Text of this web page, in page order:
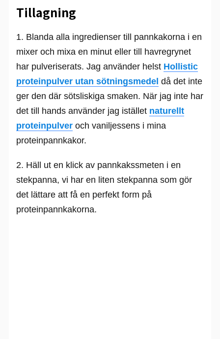
Tillagning
1. Blanda alla ingredienser till pannkakorna i en
mixer och mixa en minut eller till havregrynet
har pulveriserats. Jag använder helst Hollistic
proteinpulver utan sötningsmedel då det inte
ger den där sötsliskiga smaken. När jag inte har
det till hands använder jag istället naturellt
proteinpulver och vaniljessens i mina
proteinpannkakor.
2. Häll ut en klick av pannkakssmeten i en
stekpanna, vi har en liten stekpanna som gör
det lättare att få en perfekt form på
proteinpannkakorna.